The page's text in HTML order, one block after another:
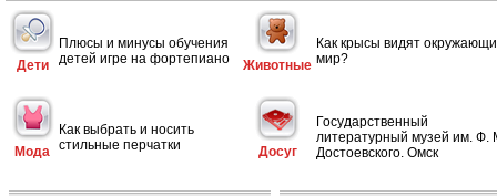
Дети
Плюсы и минусы обучения
детей игре на фортепиано
Животные
Как крысы видят
мир?
Мода
Как выбрать и носить
стильные перчатки
Досуг
Государственный
литературный музей им. Ф.
Достоевского. Омск